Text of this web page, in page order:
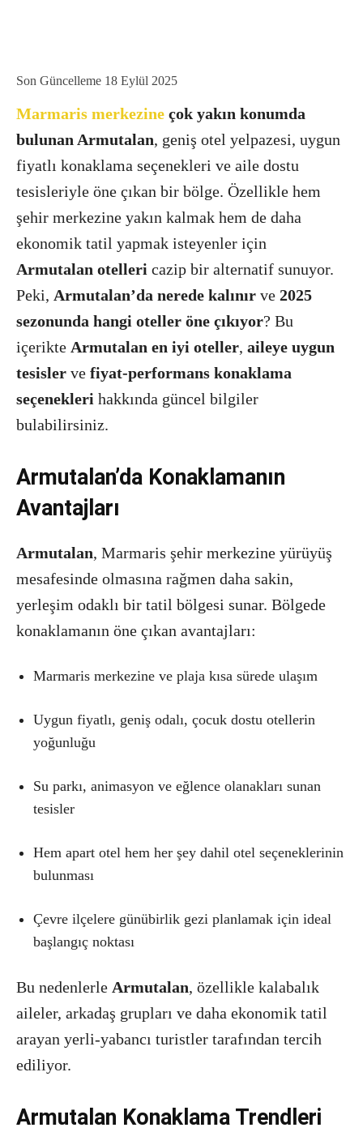
Son Güncelleme 18 Eylül 2025
Marmaris merkezine çok yakın konumda
bulunan Armutalan, geniş otel yelpazesi, uygun
fiyatlı konaklama seçenekleri ve aile dostu
tesisleriyle öne çıkan bir bölge. Özellikle hem
şehir merkezine yakın kalmak hem de daha
ekonomik tatil yapmak isteyenler için
Armutalan otelleri cazip bir alternatif sunuyor.
Peki, Armutalan’da nerede kalınır ve 2025
sezonunda hangi oteller öne çıkıyor? Bu
içerikte Armutalan en iyi oteller, aileye uygun
tesisler ve fiyat-performans konaklama
seçenekleri hakkında güncel bilgiler
bulabilirsiniz.
Armutalan’da Konaklamanın
Avantajları
Armutalan, Marmaris şehir merkezine yürüyüş
mesafesinde olmasına rağmen daha sakin,
yerleşim odaklı bir tatil bölgesi sunar. Bölgede
konaklamanın öne çıkan avantajları:
Marmaris merkezine ve plaja kısa sürede ulaşım
Uygun fiyatlı, geniş odalı, çocuk dostu otellerin
yoğunluğu
Su parkı, animasyon ve eğlence olanakları sunan
tesisler
Hem apart otel hem her şey dahil otel seçeneklerinin
bulunması
Çevre ilçelere günübirlik gezi planlamak için ideal
başlangıç noktası
Bu nedenlerle Armutalan, özellikle kalabalık
aileler, arkadaş grupları ve daha ekonomik tatil
arayan yerli-yabancı turistler tarafından tercih
ediliyor.
Armutalan Konaklama Trendleri